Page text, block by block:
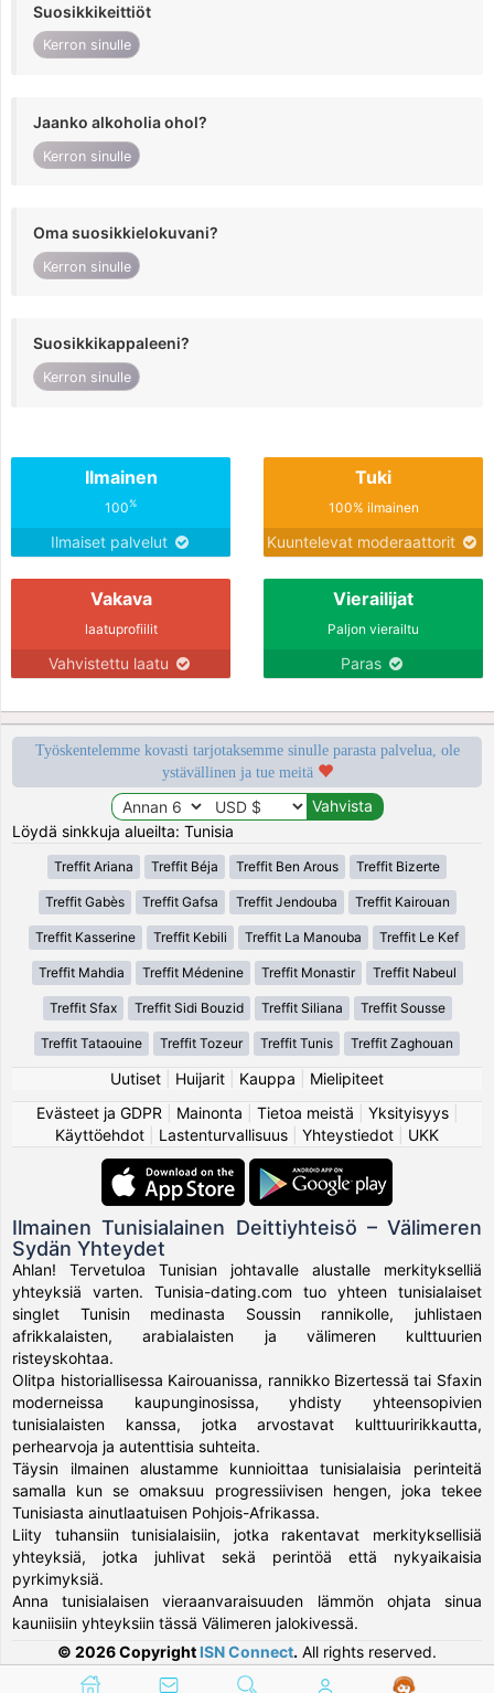
Suosikkikeittiöt
Kerron sinulle
Jaanko alkoholia ohol?
Kerron sinulle
Oma suosikkielokuvani?
Kerron sinulle
Suosikkikappaleeni?
Kerron sinulle
Ilmainen
100%
Ilmaiset palvelut
Tuki
100% ilmainen
Kuuntelevat moderaattorit
Vakava
laatuprofiilit
Vahvistettu laatu
Vierailijat
Paljon vierailtu
Paras
Työskentelemme kovasti tarjotaksemme sinulle parasta palvelua, ole
ystävällinen ja tue meitä
Löydä sinkkuja alueilta: Tunisia
Treffit Ariana Treffit Béja Treffit Ben Arous Treffit Bizerte
Treffit Gabès Treffit Gafsa Treffit Jendouba Treffit Kairouan
Treffit Kasserine Treffit Kebili Treffit La Manouba Treffit Le Kef
Treffit Mahdia Treffit Médenine Treffit Monastir Treffit Nabeul
Treffit Sfax Treffit Sidi Bouzid Treffit Siliana Treffit Sousse
Treffit Tataouine Treffit Tozeur Treffit Tunis Treffit Zaghouan
Uutiset Huijarit Kauppa
Mielipiteet
Evästeet ja GDPR
Mainonta Tietoa meistä Yksityisyys|
Käyttöehdot
Lastenturvallisuus Yhteystiedot UKK
Ilmainen Tunisialainen Deittiyhteisö – Välimeren
Sydän Yhteydet
Ahlan! Tervetuloa Tunisian johtavalle alustalle merkitykselliä
yhteyksiä varten. Tunisia-dating.com tuo yhteen tunisialaiset
singlet Tunisin medinasta Soussin rannikolle, juhlistaen
afrikkalaisten, arabialaisten ja välimeren kulttuurien
risteyskohtaa.
Olitpa historiallisessa Kairouanissa, rannikko Bizertessä tai Sfaxin
moderneissa kaupunginosissa, yhdisty yhteensopivien
tunisialaisten kanssa, jotka arvostavat kulttuuririkkautta,
perhearvoja ja autenttisia suhteita.
Täysin ilmainen alustamme kunnioittaa tunisialaisia perinteitä
samalla kun se omaksuu progressiivisen hengen, joka tekee
Tunisiasta ainutlaatuisen Pohjois-Afrikassa.
Liity tuhansiin tunisialaisiin, jotka rakentavat merkityksellisiä
yhteyksiä, jotka juhlivat sekä perintöä että nykyaikaisia
pyrkimyksiä.
Anna tunisialaisen vieraanvaraisuuden lämmön ohjata sinua
kauniisiin yhteyksiin tässä Välimeren jalokivessä.
© 2026 Copyright ISN Connect. All rights reserved.